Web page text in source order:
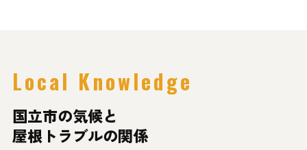
Local Knowledge
国立市の気候と
屋根トラブルの関係